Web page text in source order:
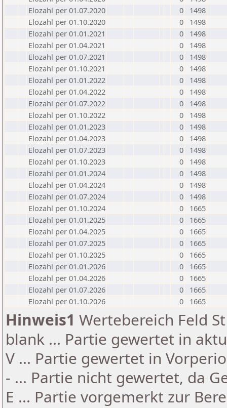
Elozahl per 01.07.2020
0
1498
Elozahl per 01.10.2020
0
1498
Elozahl per 01.01.2021
0
1498
Elozahl per 01.04.2021
0
1498
Elozahl per 01.07.2021
0
1498
Elozahl per 01.10.2021
0
1498
Elozahl per 01.01.2022
0
1498
Elozahl per 01.04.2022
0
1498
Elozahl per 01.07.2022
0
1498
Elozahl per 01.10.2022
0
1498
Elozahl per 01.01.2023
0
1498
Elozahl per 01.04.2023
0
1498
Elozahl per 01.07.2023
0
1498
Elozahl per 01.10.2023
0
1498
Elozahl per 01.01.2024
0
1498
Elozahl per 01.04.2024
0
1498
Elozahl per 01.07.2024
0
1498
Elozahl per 01.10.2024
0
1665
Elozahl per 01.01.2025
0
1665
Elozahl per 01.04.2025
0
1665
Elozahl per 01.07.2025
0
1665
Elozahl per 01.10.2025
0
1665
Elozahl per 01.01.2026
0
1665
Elozahl per 01.04.2026
0
1665
Elozahl per 01.07.2026
0
1665
Elozahl per 01.10.2026
0 1665
Hinweis1 Wertebereich Feld
blank ... Partie gewertet in
V ... Partie gewertet in
- ... Partie nicht gewertet, da
E ... Partie vorgemerkt zur